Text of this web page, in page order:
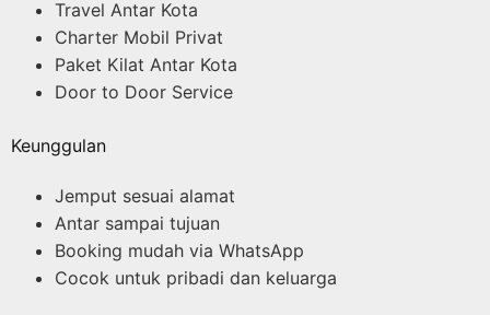
Travel Antar Kota
Charter Mobil Privat
Paket Kilat Antar Kota
Door to Door Service
Keunggulan
Jemput sesuai alamat
Antar sampai tujuan
Booking mudah via WhatsApp
Cocok untuk pribadi dan keluarga